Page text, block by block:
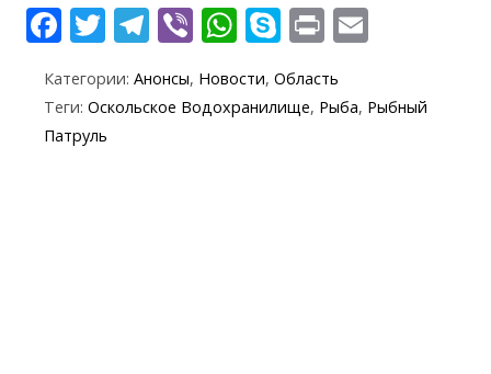
F
e
b
T
itt
er
T
e
Vi
er
W
at
S
k
y
p
Pr
t ai
Категории: Анонсы, Новости, Область
Теги: Оскольское Водохранилище, Рыба, Рыбный
Патруль